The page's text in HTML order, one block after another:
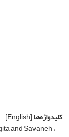
کلیدواژه‌ها[English]
and Savaneh